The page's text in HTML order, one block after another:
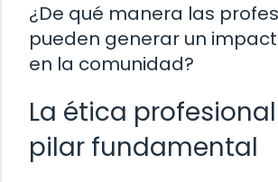
¿De qué manera las
pueden generar un
en la comunidad?
La ética
pilar fundamental